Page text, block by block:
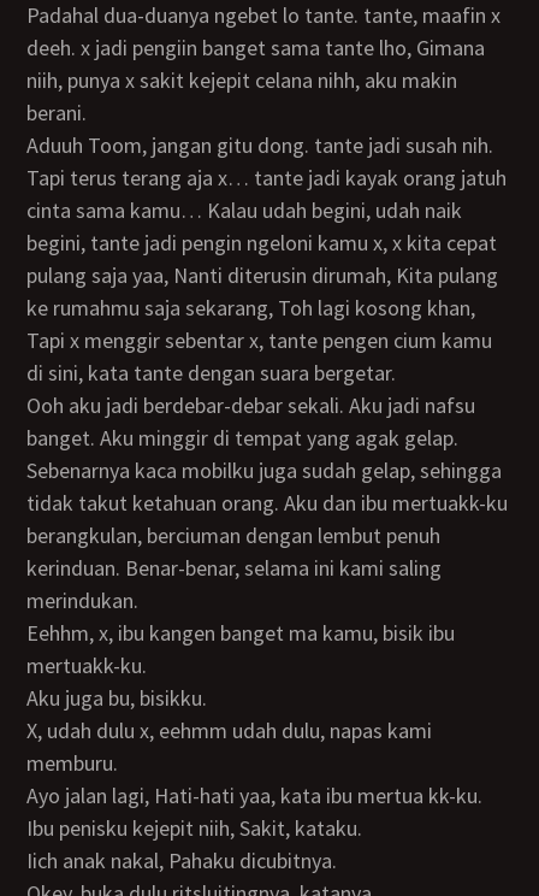
Padahal dua-duanya ngebet lo tante. tante, maafin x
deeh. x jadi pengiin banget sama tante lho, Gimana
niih, punya x sakit kejepit celana nihh, aku makin
berani.
Aduuh Toom, jangan gitu dong. tante jadi susah nih.
Tapi terus terang aja x… tante jadi kayak orang jatuh
cinta sama kamu… Kalau udah begini, udah naik
begini, tante jadi pengin ngeloni kamu x, x kita cepat
pulang saja yaa, Nanti diterusin dirumah, Kita pulang
ke rumahmu saja sekarang, Toh lagi kosong khan,
Tapi x menggir sebentar x, tante pengen cium kamu
di sini, kata tante dengan suara bergetar.
ooh aku jadi berdebar-debar sekali. Aku jadi nafsu
banget. Aku minggir di tempat yang agak gelap.
Sebenarnya kaca mobilku juga sudah gelap, sehingga
tidak takut ketahuan orang. Aku dan ibu mertuakk-ku
berangkulan, berciuman dengan lembut penuh
kerinduan. Benar-benar, selama ini kami saling
merindukan.
eehhm, x, ibu kangen banget ma kamu, bisik ibu
mertuakk-ku.
aku juga bu, bisikku.
x, udah dulu x, eehmm udah dulu, napas kami
memburu.
Ayo jalan lagi, Hati-hati yaa, kata ibu mertua kk-ku.
ibu penisku kejepit niih, Sakit, kataku.
iich anak nakal, Pahaku dicubitnya.